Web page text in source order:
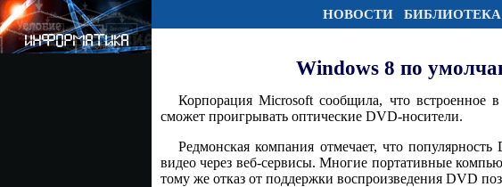
НОВОСТИ БИБЛИОТЕКА
Windows 8 по
Корпорация Microsoft сообщила, что
сможет проигрывать оптические DVD-носители.
Редмонская компания отмечает, что
видео через веб-сервисы. Многие портативные
тому же отказ от поддержки воспроизведения DVD